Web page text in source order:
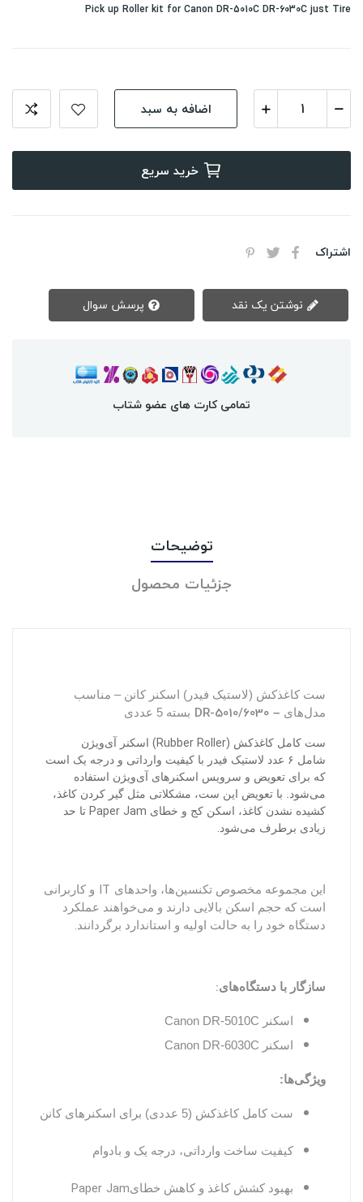
Pick up Roller kit for Canon DR-5010C DR-6030C just Tire
اضافه به سبد
خرید سریع
اشتراک
تمامی کارت های عضو شتاب
توضیحات
جزئیات محصول
ست کاغذکش (لاستیک فیدر) اسکنر کانن – مناسب
مدل‌های DR-5010/6030 – بسته 5 عددی
ست کامل کاغذکش (Rubber Roller) اسکنر آی‌ویژن
شامل ۶ عدد لاستیک فیدر با کیفیت وارداتی و درجه یک است
که برای تعویض و سرویس اسکنرهای آی‌ویژن استفاده
می‌شود. با تعویض این ست، مشکلاتی مثل گیر کردن کاغذ،
کشیده نشدن کاغذ، اسکن کج و خطای Paper Jam تا حد
زیادی برطرف می‌شود.
این مجموعه مخصوص تکنسین‌ها، واحدهای IT و کاربرانی
است که حجم اسکن بالایی دارند و می‌خواهند عملکرد
دستگاه خود را به حالت اولیه و استاندارد برگردانند .
سازگار با دستگاه‌های:
اسکنر Canon DR-5010C
اسکنر Canon DR-6030C
ویژگی‌ها:
ست کامل کاغذکش (5 عددی) برای اسکنرهای کانن
کیفیت ساخت وارداتی، درجه یک و بادوام
بهبود کشش کاغذ و کاهش خطایPaper Jam